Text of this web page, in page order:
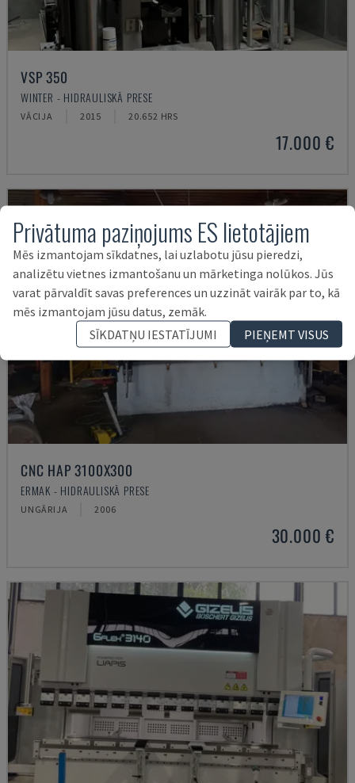
VSP 350
WINTER - HIDRAULISKĀ PRESE
VĀCIJA 2015 20.652 HRS
17.000 €
CNC HAP 3100X300
ERMAK - HIDRAULISKĀ PRESE
UNGĀRIJA 2006
30.000 €
Privātuma paziņojums ES lietotājiem
Mēs izmantojam sīkdatnes, lai uzlabotu jūsu pieredzi,
analizētu vietnes izmantošanu un mārketinga nolūkos. Jūs
varat pārvaldīt savas preferences un uzzināt vairāk par to, kā
mēs izmantojam jūsu datus, zemāk.
SĪKDATŅU IESTATĪJUMI
PIEŅEMT VISUS